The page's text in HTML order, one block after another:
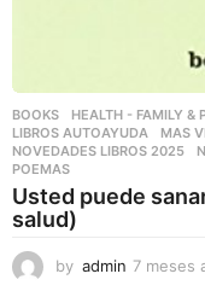
BOOKS ,HEALTH - FAMILY &
LIBROS AUTOAYUDA
,MAS
NOVEDADES LIBROS 2025
,
POEMAS
Usted puede
salud)
by admin 7 meses